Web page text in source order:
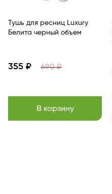
Тушь для ресниц Luxury
Белита черный объем
355 ₽ 690 ₽
В корзину